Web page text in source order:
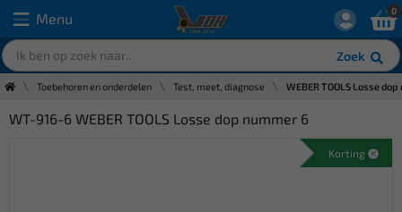
Menu
Zoek
0
Toebehoren en onderdelen Test, meet, diagnose WEBER TOOLS Losse
WT-916-6 WEBER TOOLS Losse dop nummer 6
Korting